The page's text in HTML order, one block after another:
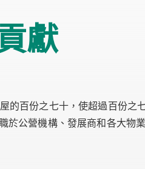
獻
的百份之七十，使超過百份之
於公營機構、發展商和各大物